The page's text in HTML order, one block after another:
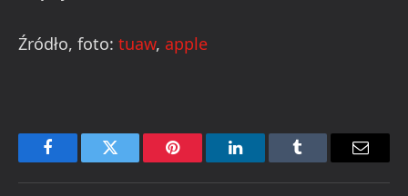
Źródło, foto: tuaw, apple
FacebookTwitter Pinterest LinkedInTumblr Email